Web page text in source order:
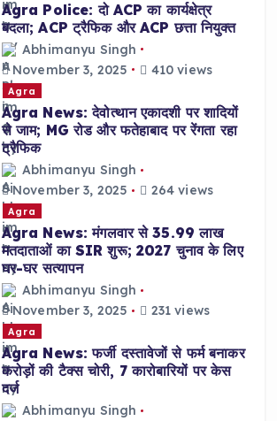
Agra Police: दो ACP का कार्यक्षेत्र
बदला; ACP ट्रैफिक और ACP छत्ता नियुक्त
Abhimanyu Singh
November 3, 2025
410 views
Agra
Agra News: देवोत्थान एकादशी पर शादियों
से जाम; MG रोड और फतेहाबाद पर रेंगता रहा
ट्रैफिक
Abhimanyu Singh
November 3, 2025
264 views
Agra
Agra News: मंगलवार से 35.99 लाख
मतदाताओं का SIR शुरू; 2027 चुनाव के लिए
घर-घर सत्यापन
Abhimanyu Singh
November 3, 2025
231 views
Agra
Agra News: फर्जी दस्तावेजों से फर्म बनाकर
करोड़ों की टैक्स चोरी, 7 कारोबारियों पर केस
दर्ज
Abhimanyu Singh